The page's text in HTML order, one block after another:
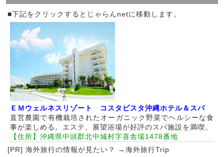
■下記をクリックするとじゃらんnetに移動します。
ＥＭウェルネスリゾート コスタビスタ沖縄ホテル＆スパ
直営農園で有機栽培されたオーガニック野菜でヘルシーな食
事が楽しめる。エステ、展望浴場が好評のスパ施設を満喫。
【住所】沖縄県中頭郡北中城村字喜舎場1478番地
[PR] 海外旅行の情報が見たい？ → 海外旅行Trip